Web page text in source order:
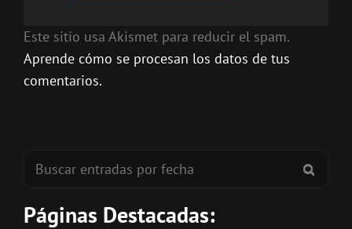
Este sitio usa Akismet para reducir el spam.
Aprende cómo se procesan los datos de tus
comentarios.
Buscar:
Páginas Destacadas: